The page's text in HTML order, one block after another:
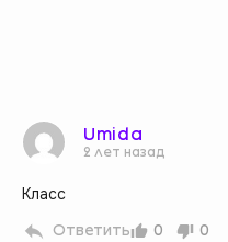
Umida
2 лет назад
Класс
0 0
Ответить